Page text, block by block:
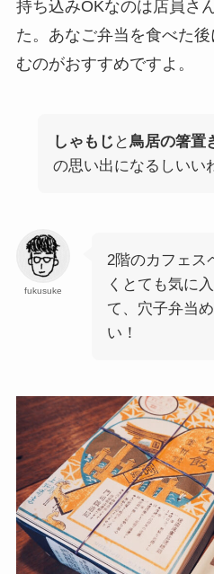
持ち込みOKなのは店員さ
た。あなご弁当を食べた
むのがおすすめですよ。
しゃもじ と鳥居の箸置
の思い出になるしいい
fukusuke
2階のカフェス
くとても気に
て、穴子弁当
い！